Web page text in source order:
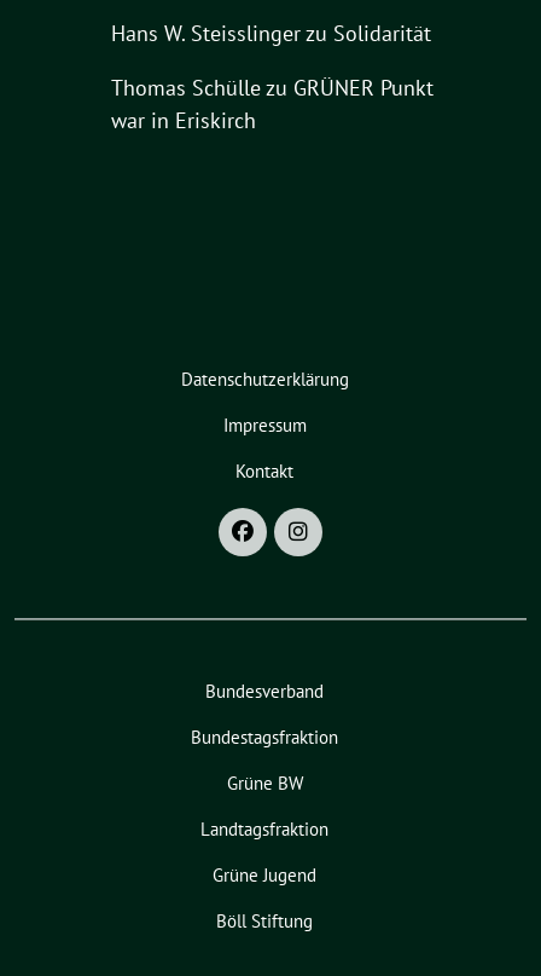
Hans W. Steisslingerzu Solidarität
Thomas Schüllezu GRÜNER Punkt
war in Eriskirch
Datenschutzerklärung
Impressum
Kontakt
Bundesverband
Bundestagsfraktion
Grüne BW
Landtagsfraktion
Grüne Jugend
Böll Stiftung